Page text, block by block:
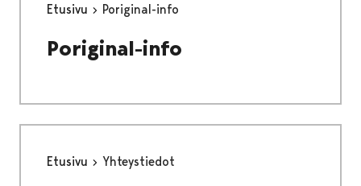
Etusivu Poriginal-info
Poriginal-info
Etusivu Yhteystiedot